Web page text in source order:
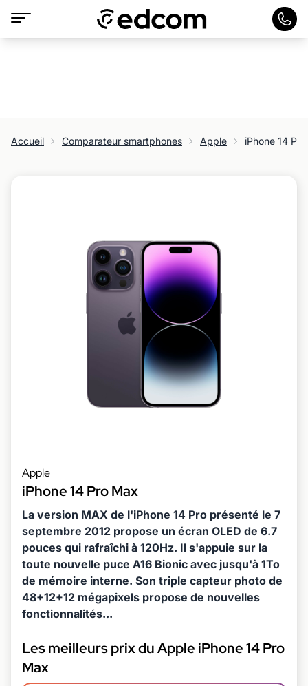
Accueil Comparateur smartphones Apple iPhone 14
Apple
iPhone 14 Pro Max
La version MAX de l'iPhone 14 Pro présenté le 7
septembre 2012 propose un écran OLED de 6.7
pouces qui rafraîchi à 120Hz. Il s'appuie sur la
toute nouvelle puce A16 Bionic avec jusqu'à 1To
de mémoire interne. Son triple capteur photo de
48+12+12 mégapixels propose de nouvelles
fonctionnalités...
Les meilleurs prix du Apple iPhone 14 Pro
Max